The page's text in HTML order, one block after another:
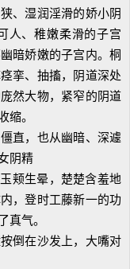
、湿润淫滑的娇小阴
人、稚嫩柔滑的子宫
暗娇嫩的子宫内。桐
挛、抽搐，阴道深处
然大物，紧窄的阴道
缩。
直，也从幽暗、深遽
阴精
生晕，楚楚含羞地
，登时工藤新一的功
真气。
倒在沙发上，大嘴对